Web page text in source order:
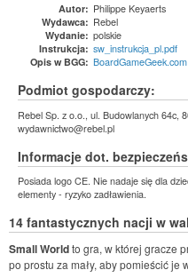
Autor: Philippe Keyaerts
Wydawca: Rebel
Wydanie: polskie
Instrukcja: sw_instrukcja_pl.pdf
Opis w BGG: BoardGameGeek.com
Podmiot gospodarczy:
Rebel Sp. z o.o., ul. Budowlanych 64c,
wydawnictwo@rebel.pl
Informacje dot.
Posiada logo CE. Nie nadaje się dla
elementy - ryzyko zadławienia.
14 fantastycznych nacji w
Small Worldto gra, w której gracze
po prostu za mały, aby pomieścić je